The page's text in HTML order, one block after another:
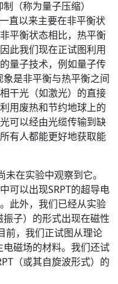
（称为量子压缩）
直以来主要在非平衡状
平衡状态相比，热平衡
此我们现在正试图利用
量子技术，例如量子传
是非平衡与热平衡之间
干光（如激光）的直接
用废热和节约地球上的
可以经由光缆传输到缺
有人都能更好地获取能
在实验中观察到它。
可以出现SRPT的超导电
此外，我们已经从实验
子）的形式出现在磁性
前，我们正试图从理论
电磁场的材料。我们还试
（或其自旋波形式）的